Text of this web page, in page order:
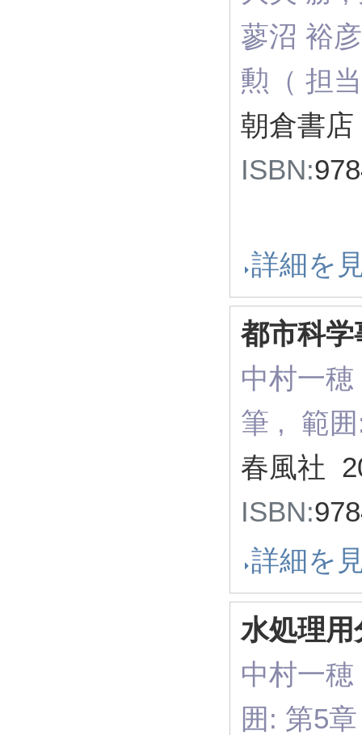
蓼沼 裕
勲（ 担
朝倉書
ISBN:
詳細を
都市科学
中村一
筆 , 範囲
春風社
ISBN:
詳細を
水処理
中村一
囲: 第5